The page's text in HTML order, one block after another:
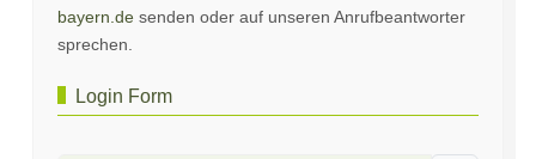
bayern.de senden oder auf unseren Anrufbeantworter
sprechen.
Login Form